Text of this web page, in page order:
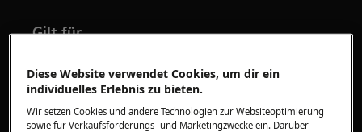
Gilt für
RX8
Diese Website verwendet Cookies, um dir ein
individuelles Erlebnis zu bieten.
Wir setzen Cookies und andere Technologien zur Websiteoptimierung
sowie für Verkaufsförderungs- und Marketingzwecke ein. Darüber